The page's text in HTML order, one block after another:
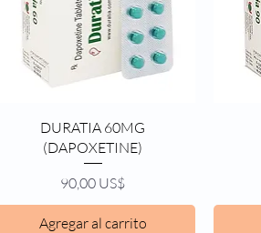
Vista rápida
DURATIA 60MG
(DAPOXETINE)
Precio
90,00 US$
Agregar al carrito